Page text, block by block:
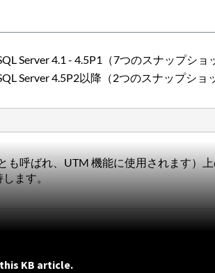
Server 4.1 - 4.5P1（7つのスナップショ
Server 4.5P2以降（2つのスナップショ
も呼ばれ、UTM 機能に使用されます）
ます。
KB article.